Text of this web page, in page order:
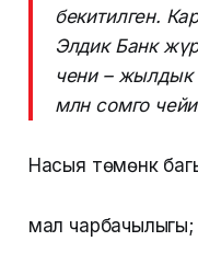
бекитилген.
Элдик Банк
чени –
млн сомго
Насыя төмөнкү
мал чарбачылыгы;